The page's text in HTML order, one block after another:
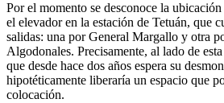
Por el momento se desconoce la
el elevador en la estación de Tetuán, que
salidas: una por General Margallo y otra
Algodonales. Precisamente, al lado de
que desde hace dos años espera su
hipotéticamente liberaría un espacio que
colocación.